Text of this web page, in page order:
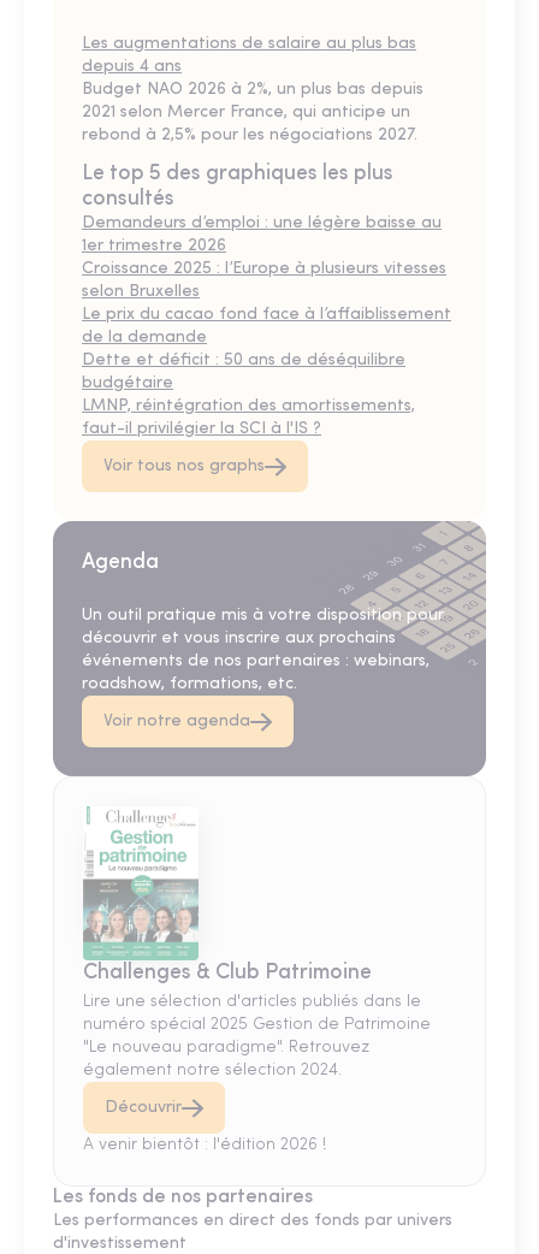
Les augmentations de salaire au plus bas
depuis 4 ans
Budget NAO 2026 à 2%, un plus bas depuis
2021 selon Mercer France, qui anticipe un
rebond à 2,5% pour les négociations 2027.
Le top 5 des graphiques les plus
consultés
Demandeurs d’emploi : une légère baisse au
1er trimestre 2026
Croissance 2025 : l’Europe à plusieurs vitesses
selon Bruxelles
Le prix du cacao fond face à l’affaiblissement
de la demande
Dette et déficit : 50 ans de déséquilibre
budgétaire
LMNP, réintégration des amortissements,
faut-il privilégier la SCI à l'IS ?
Voir tous nos graphs
Agenda
Un outil pratique mis à votre disposition pour
découvrir et vous inscrire aux prochains
événements de nos partenaires : webinars,
roadshow, formations, etc.
Voir notre agenda
Challenges & Club Patrimoine
Lire une sélection d'articles publiés dans le
numéro spécial 2025 Gestion de Patrimoine
"Le nouveau paradigme". Retrouvez
également notre sélection 2024.
Découvrir
A venir bientôt : l'édition 2026 !
Les fonds de nos partenaires
Les performances en direct des fonds par univers
d'investissement